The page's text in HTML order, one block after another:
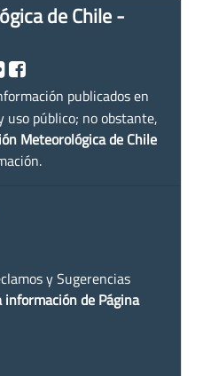
de Chile -
publicados en
uso público; no obstante,
Meteorológica de Chile
y Sugerencias
de Página